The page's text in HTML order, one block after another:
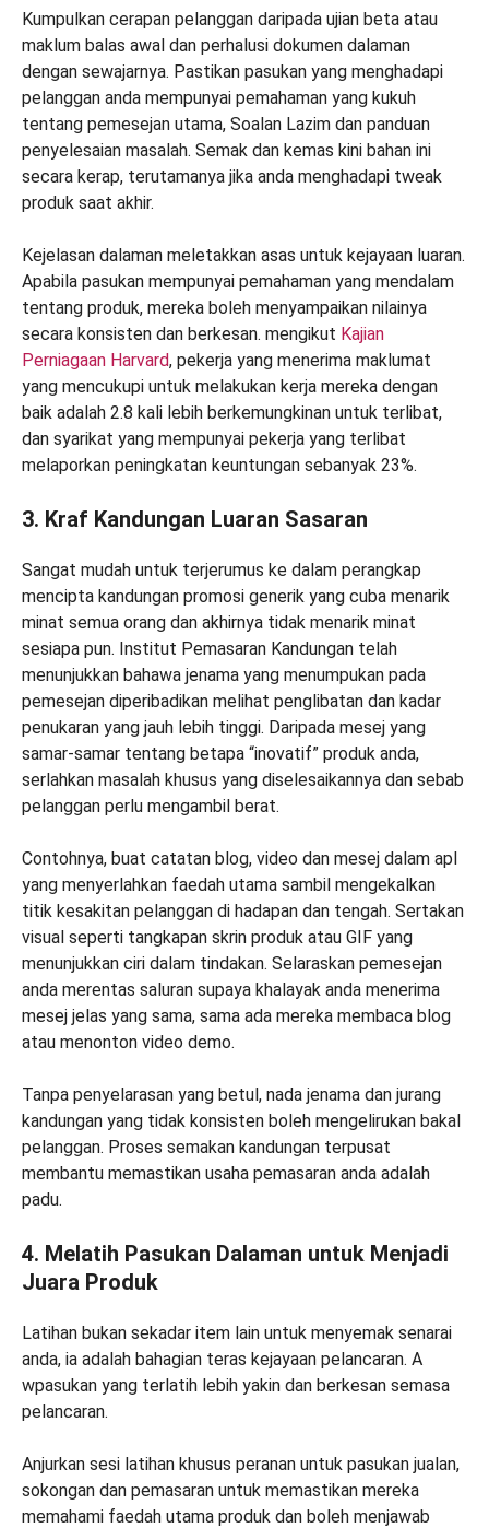
Kumpulkan cerapan pelanggan daripada ujian beta atau
maklum balas awal dan perhalusi dokumen dalaman
dengan sewajarnya. Pastikan pasukan yang menghadapi
pelanggan anda mempunyai pemahaman yang kukuh
tentang pemesejan utama, Soalan Lazim dan panduan
penyelesaian masalah. Semak dan kemas kini bahan ini
secara kerap, terutamanya jika anda menghadapi tweak
produk saat akhir.
Kejelasan dalaman meletakkan asas untuk kejayaan luaran.
Apabila pasukan mempunyai pemahaman yang mendalam
tentang produk, mereka boleh menyampaikan nilainya
secara konsisten dan berkesan. mengikut Kajian
Perniagaan Harvard, pekerja yang menerima maklumat
yang mencukupi untuk melakukan kerja mereka dengan
baik adalah 2.8 kali lebih berkemungkinan untuk terlibat,
dan syarikat yang mempunyai pekerja yang terlibat
melaporkan peningkatan keuntungan sebanyak 23%.
3. Kraf Kandungan Luaran Sasaran
Sangat mudah untuk terjerumus ke dalam perangkap
mencipta kandungan promosi generik yang cuba menarik
minat semua orang dan akhirnya tidak menarik minat
sesiapa pun. Institut Pemasaran Kandungan telah
menunjukkan bahawa jenama yang menumpukan pada
pemesejan diperibadikan melihat penglibatan dan kadar
penukaran yang jauh lebih tinggi. Daripada mesej yang
samar-samar tentang betapa “inovatif” produk anda,
serlahkan masalah khusus yang diselesaikannya dan sebab
pelanggan perlu mengambil berat.
Contohnya, buat catatan blog, video dan mesej dalam apl
yang menyerlahkan faedah utama sambil mengekalkan
titik kesakitan pelanggan di hadapan dan tengah. Sertakan
visual seperti tangkapan skrin produk atau GIF yang
menunjukkan ciri dalam tindakan. Selaraskan pemesejan
anda merentas saluran supaya khalayak anda menerima
mesej jelas yang sama, sama ada mereka membaca blog
atau menonton video demo.
Tanpa penyelarasan yang betul, nada jenama dan jurang
kandungan yang tidak konsisten boleh mengelirukan bakal
pelanggan. Proses semakan kandungan terpusat
membantu memastikan usaha pemasaran anda adalah
padu.
4. Melatih Pasukan Dalaman untuk Menjadi
Juara Produk
Latihan bukan sekadar item lain untuk menyemak senarai
anda, ia adalah bahagian teras kejayaan pelancaran. A
wpasukan yang terlatih lebih yakin dan berkesan semasa
pelancaran.
Anjurkan sesi latihan khusus peranan untuk pasukan jualan,
sokongan dan pemasaran untuk memastikan mereka
memahami faedah utama produk dan boleh menjawab